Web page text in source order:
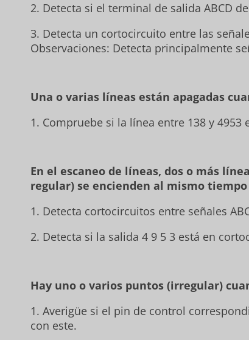
2. Detecta si el terminal de salida ABCD
3. Detecta un cortocircuito entre las
Observaciones: Detecta principalmente
Una o varias líneas están apagadas
1. Compruebe si la línea entre 138 y
En el escaneo de líneas, dos o más
regular) se encienden al mismo tiempo
1. Detecta cortocircuitos entre señales
2. Detecta si la salida 4 9 5 3 está en
Hay uno o varios puntos (irregular)
1. Averigüe si el pin de control
con este.